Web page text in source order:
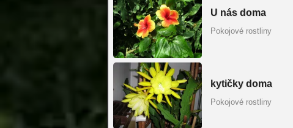
U nás doma
Pokojové rostliny
kytičky doma
Pokojové rostliny